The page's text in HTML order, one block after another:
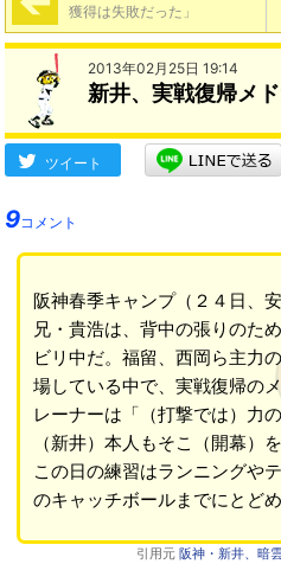
獲得は失敗だった」
2013年02月25日 19:14
新井、実戦復帰メ
ツイート
9コメント
阪神春季キャンプ（２４日、
兄・貴浩は、背中の張りのた
ビリ中だ。福留、西岡ら主力
場している中で、実戦復帰の
レーナーは「（打撃では）力
（新井）本人もそこ（開幕）
この日の練習はランニングや
のキャッチボールまでにとどめ
引用元 阪神・新井、暗